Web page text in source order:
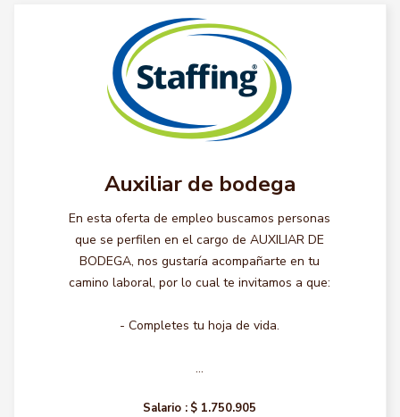
Auxiliar de bodega
En esta oferta de empleo buscamos personas
que se perfilen en el cargo de AUXILIAR DE
BODEGA, nos gustaría acompañarte en tu
camino laboral, por lo cual te invitamos a que:
- Completes tu hoja de vida.
...
Salario : $ 1.750.905